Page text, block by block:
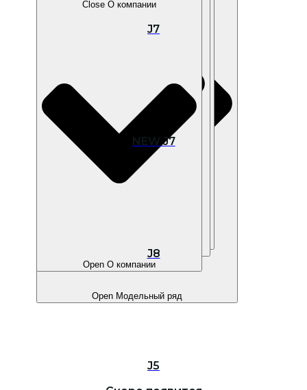
Open В наличии
Open Модельный ряд
Open Владельцам
Close О компании
Open О компании
J7
NEW J7
J8
J5